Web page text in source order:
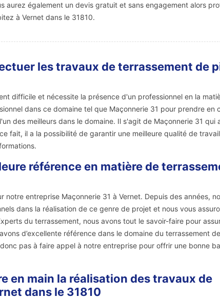
aurez également un devis gratuit et sans engagement alors
à Vernet dans le 31810.
les travaux de terrassement de
difficile et nécessite la présence d'un professionnel en la
dans ce domaine tel que Maçonnerie 31 pour prendre en
des meilleurs dans le domaine. Il s'agit de Maçonnerie 31 qui
fait, il a la possibilité de garantir une meilleure qualité de
référence en matière de
notre entreprise Maçonnerie 31 à Vernet. Depuis des années,
dans la réalisation de ce genre de projet et nous vous
du terrassement, nous avons tout le savoir-faire pour
d’excellente référence dans le domaine du terrassement
pas à faire appel à notre entreprise pour offrir une bonne
en main la réalisation des travaux de
dans le 31810